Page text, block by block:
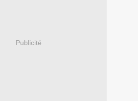
Publicité